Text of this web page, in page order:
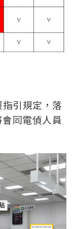
引規定，落
同電偵人員